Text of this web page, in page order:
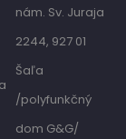
nám. Sv. Juraja
2244, 927 01
Šaľa
/polyfunkčný
dom G&G/